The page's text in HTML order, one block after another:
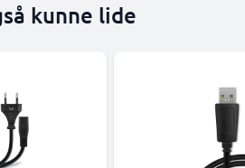
kunne lide